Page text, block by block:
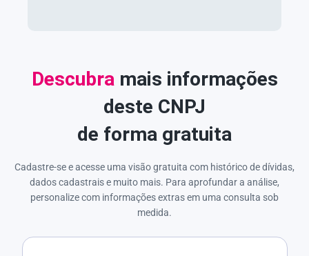
Descubra mais informações
deste CNPJ
de forma gratuita
Cadastre-se e acesse uma visão gratuita com histórico de dívidas,
dados cadastrais e muito mais. Para aprofundar a análise,
personalize com informações extras em uma consulta sob
medida.